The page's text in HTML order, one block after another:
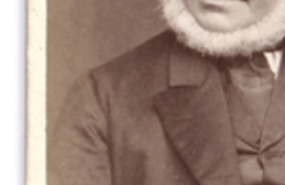
zentraler Info- und Anlaufpunkt für
Festprogramm: In den beiden
Rathaus erhalten Besucherinnen
NRW-Tag – unter anderem zu den
Domplatzbühne, zum Programm
und dem Kulturprogramm
Programmhöhepunkten. Dort